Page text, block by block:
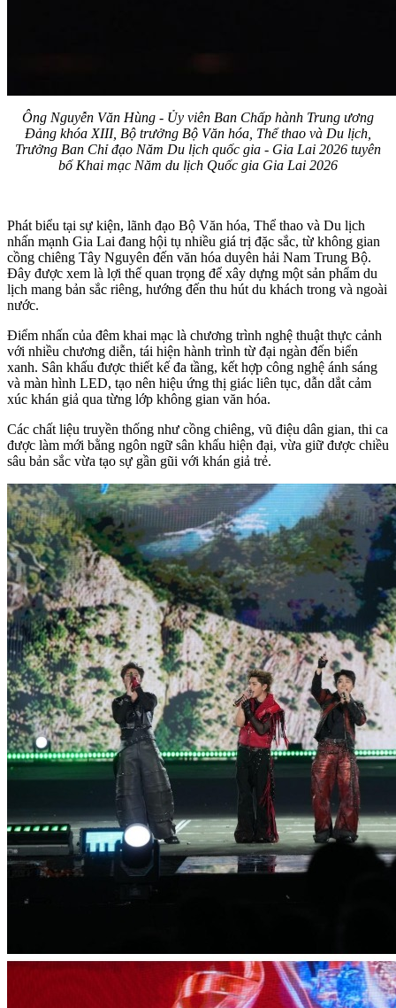
Ông Nguyễn Văn Hùng - Ủy viên Ban Chấp hành Trung ương
Đảng khóa XIII, Bộ trưởng Bộ Văn hóa, Thể thao và Du lịch,
Trưởng Ban Chỉ đạo Năm Du lịch quốc gia - Gia Lai 2026 tuyên
bố Khai mạc Năm du lịch Quốc gia Gia Lai 2026
Phát biểu tại sự kiện, lãnh đạo Bộ Văn hóa, Thể thao và Du lịch
nhấn mạnh Gia Lai đang hội tụ nhiều giá trị đặc sắc, từ không gian
cồng chiêng Tây Nguyên đến văn hóa duyên hải Nam Trung Bộ.
Đây được xem là lợi thế quan trọng để xây dựng một sản phẩm du
lịch mang bản sắc riêng, hướng đến thu hút du khách trong và ngoài
nước.
Điểm nhấn của đêm khai mạc là chương trình nghệ thuật thực cảnh
với nhiều chương diễn, tái hiện hành trình từ đại ngàn đến biển
xanh. Sân khấu được thiết kế đa tầng, kết hợp công nghệ ánh sáng
và màn hình LED, tạo nên hiệu ứng thị giác liên tục, dẫn dắt cảm
xúc khán giả qua từng lớp không gian văn hóa.
Các chất liệu truyền thống như cồng chiêng, vũ điệu dân gian, thi ca
được làm mới bằng ngôn ngữ sân khấu hiện đại, vừa giữ được chiều
sâu bản sắc vừa tạo sự gần gũi với khán giả trẻ.